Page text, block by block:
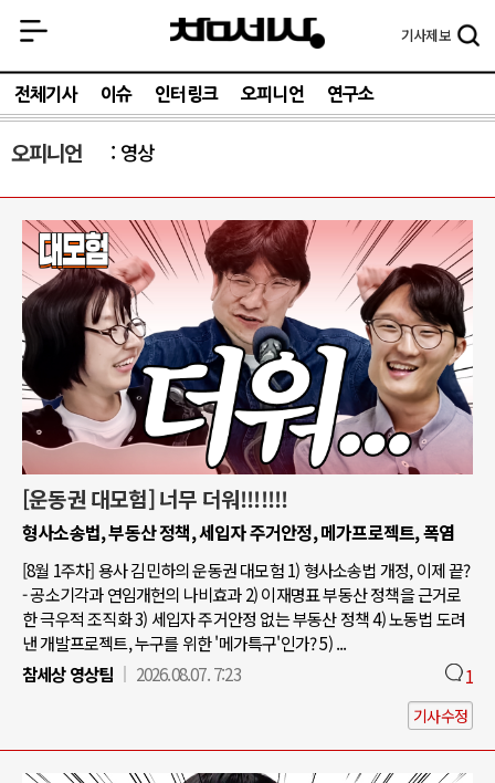
기사제보
전체기사 이슈 인터링크 오피니언 연구소
오피니언 영상
[운동권 대모험] 너무 더워!!!!!!!
형사소송법, 부동산 정책, 세입자 주거안정, 메가프로젝트, 폭염
[8월 1주차] 용사 김민하의 운동권 대모험 1) 형사소송법 개정, 이제 끝?
- 공소기각과 연임개헌의 나비효과 2) 이재명표 부동산 정책을 근거로
한 극우적 조직화 3) 세입자 주거안정 없는 부동산 정책 4) 노동법 도려
낸 개발프로젝트, 누구를 위한 '메가특구'인가? 5) ...
참세상 영상팀
2026.08.07. 7:23 1
기사수정